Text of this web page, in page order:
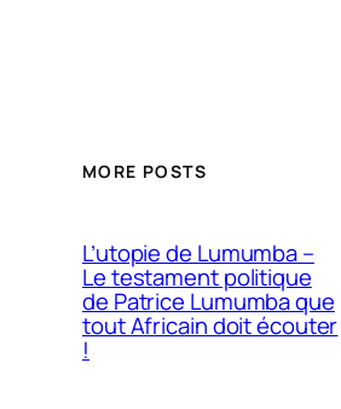
MORE POSTS
L’utopie de Lumumba –
Le testament politique
de Patrice Lumumba que
tout Africain doit écouter
!